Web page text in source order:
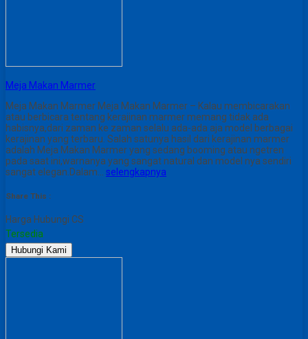
Meja Makan Marmer
Meja Makan Marmer Meja Makan Marmer – Kalau membicarakan
atau berbicara tentang kerajinan marmer memang tidak ada
habisnya,dari zaman ke zaman selalu ada-ada aja model berbagai
kerajinan yang terbaru. Salah satunya hasil dari kerajinan marmer
adalah Meja Makan Marmer yang sedang booming atau ngetren
pada saat ini,warnanya yang sangat natural dan model nya sendiri
sangat elegan.Dalam… selengkapnya
Share This :
Harga Hubungi CS
Tersedia
Hubungi Kami